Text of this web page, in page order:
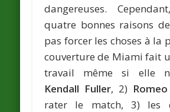
dangereuses.
quatre bonnes raisons
pas forcer les choses à la
couverture de Miami fait
travail même si elle
Kendall Fuller, 2)
rater le match, 3) les